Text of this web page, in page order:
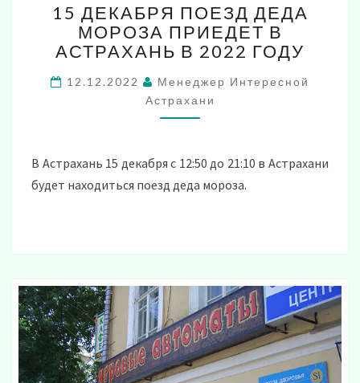
ДЕКАБРЯ
ПОЕЗД
ДЕДА
ПРИЕДЕТ
В
АСТРАХАНЬ
ГОДУ
15 ДЕКАБРЯ ПОЕЗД ДЕДА
МОРОЗА ПРИЕДЕТ В
АСТРАХАНЬ В 2022 ГОДУ
12.12.2022
Менеджер Интересной
Астрахани
В Астрахань 15 декабря с 12:50 до 21:10 в Астрахани
будет находиться поезд деда мороза.